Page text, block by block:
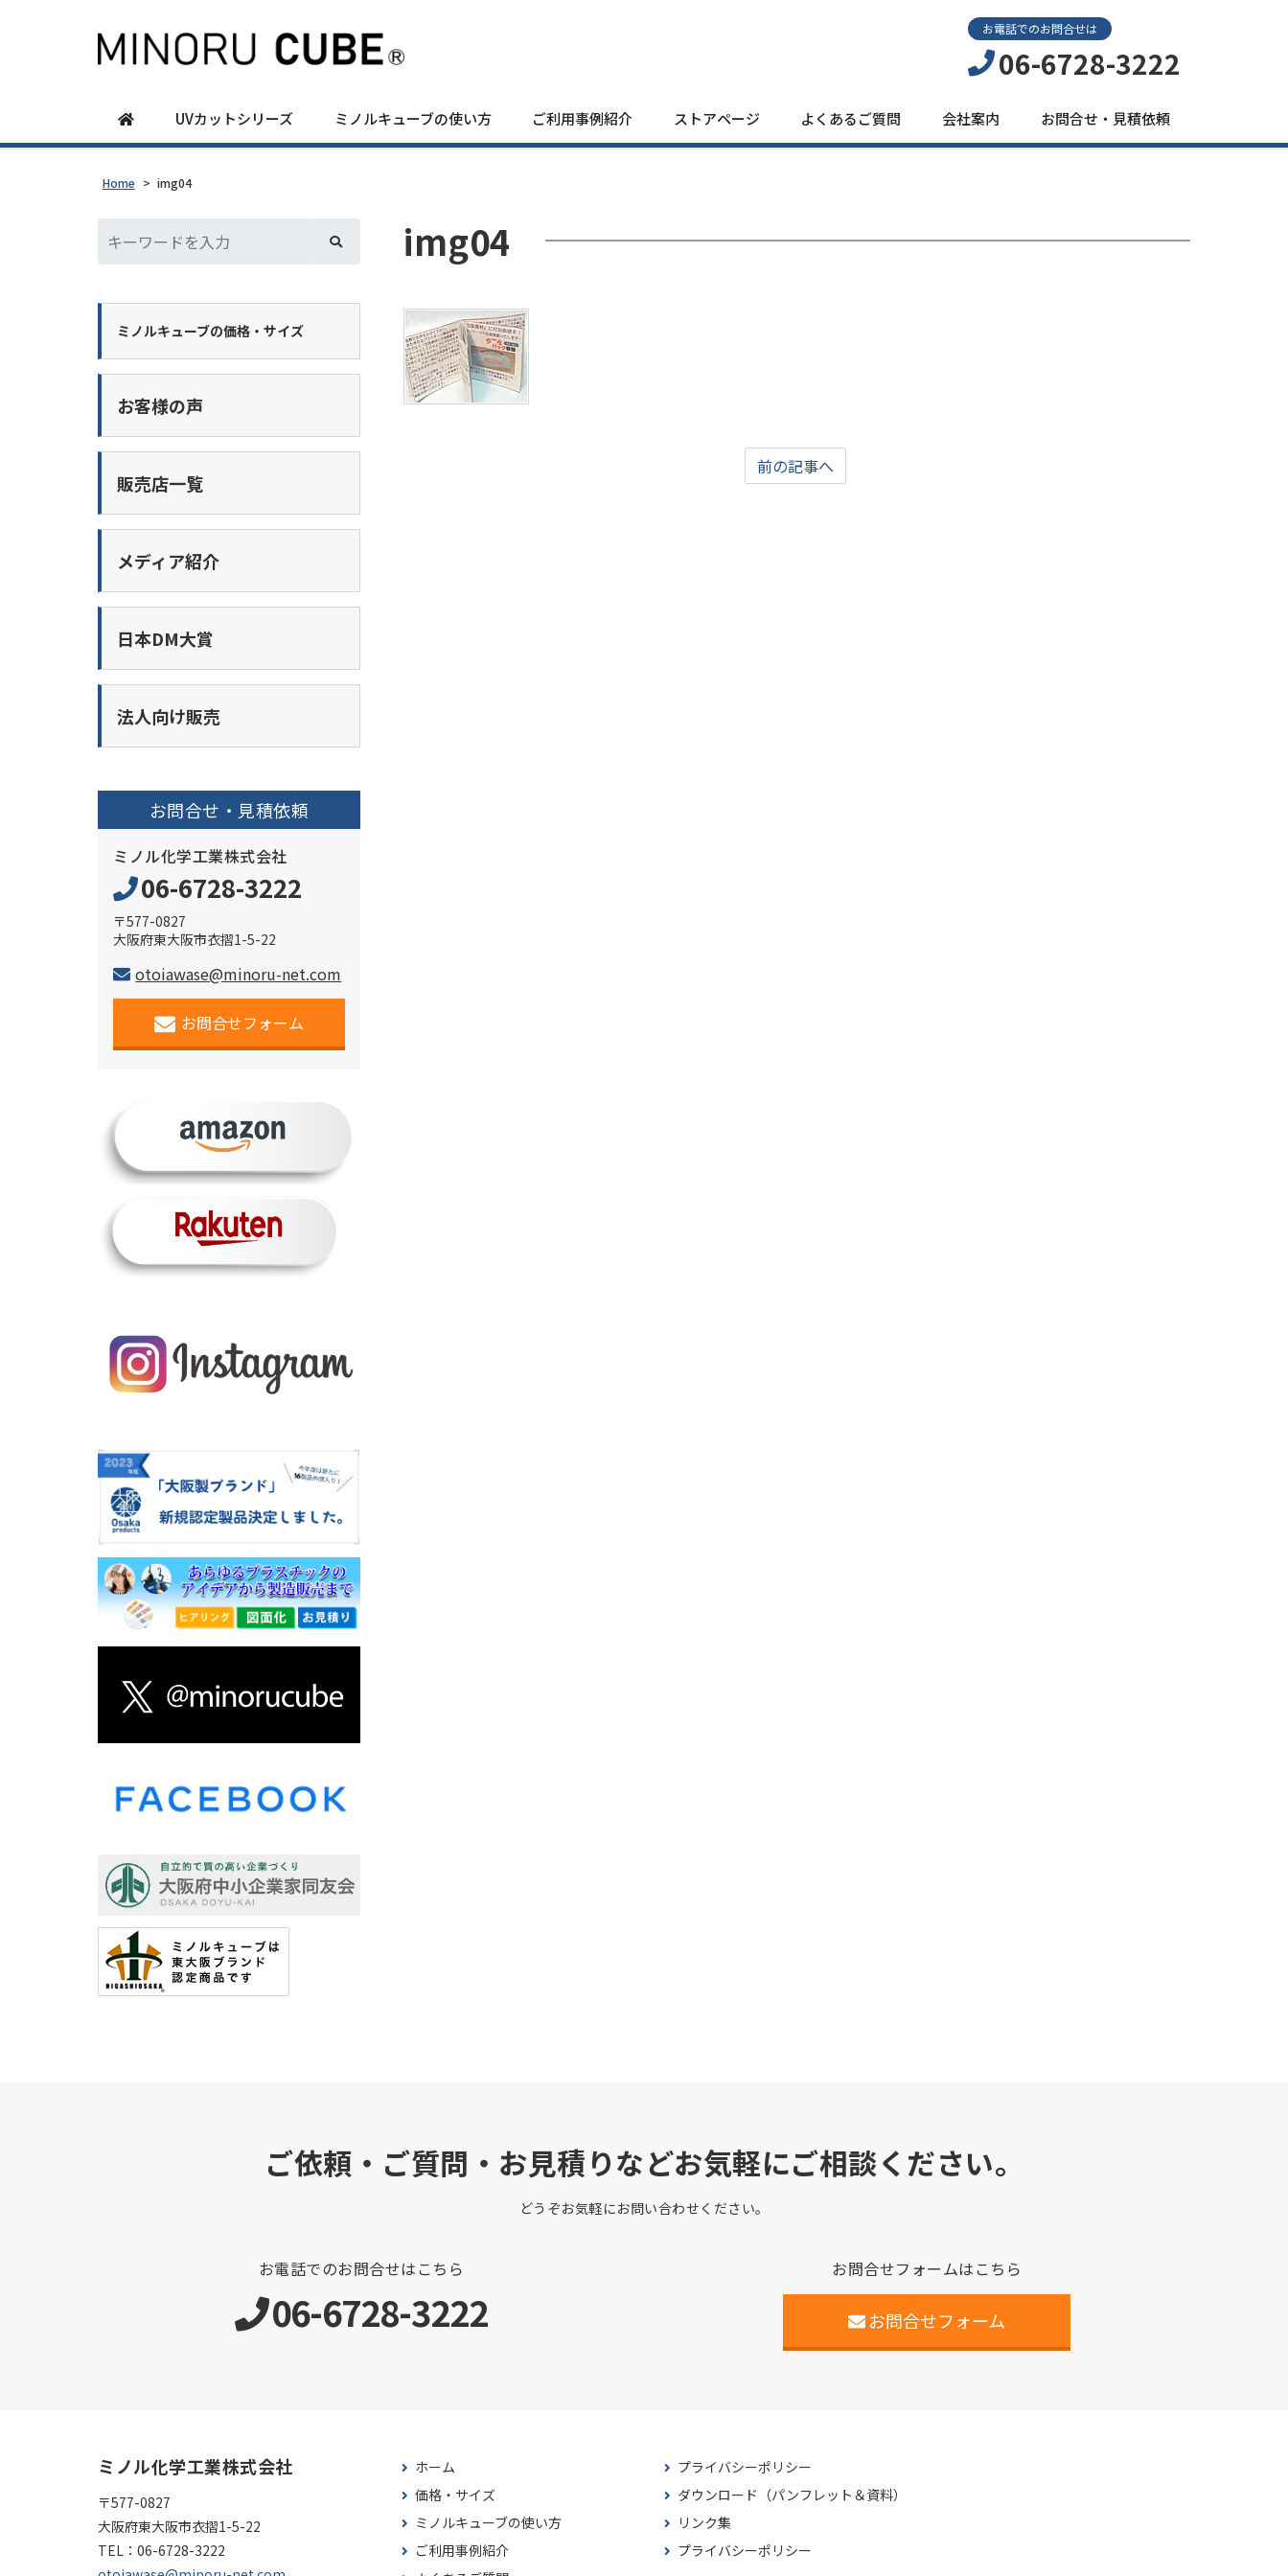
お電話でのお問合せは
06-6728-3222
UVカットシリーズ ミノルキューブの使い方 ご利用事例紹介 ストアページ よくあるご質問 会社案内 お問合せ・見積依頼
Home > img04
img04
前の記事へ
ミノルキューブの価格・サイズ
お客様の声
販売店一覧
メディア紹介
日本DM大賞
法人向け販売
お問合せ・見積依頼
ミノル化学工業株式会社
06-6728-3222
〒577-0827
大阪府東大阪市衣摺1-5-22
otoiawase@minoru-net.com
お問合せフォーム
ご依頼・ご質問・お見積りなどお気軽にご相談ください。
どうぞお気軽にお問い合わせください。
お電話でのお問合せはこちら
06-6728-3222
お問合せフォームはこちら
お問合せフォーム
ミノル化学工業株式会社
〒577-0827
大阪府東大阪市衣摺1-5-22
TEL： 06-6728-3222
ホーム
価格・サイズ
ミノルキューブの使い方
ご利用事例紹介
プライバシーポリシー
ダウンロード（パンフレット＆資料）
リンク集
プライバシーポリシー